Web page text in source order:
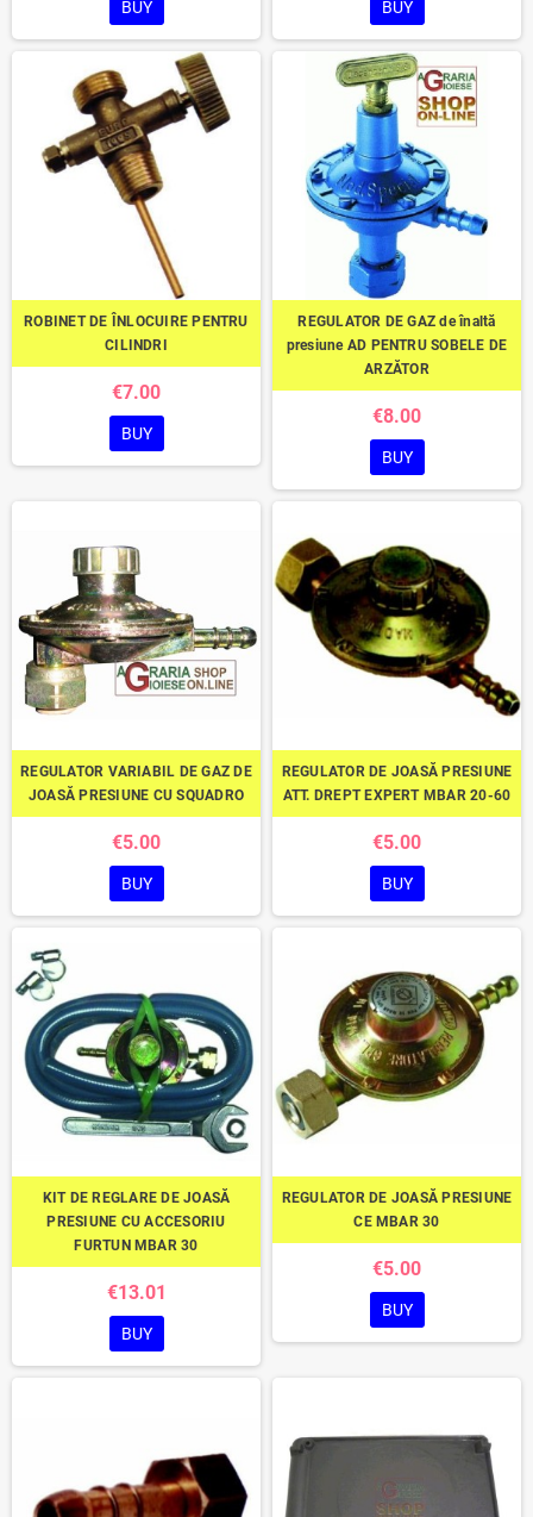
BUY BUY
ROBINET DE ÎNLOCUIRE PENTRU
CILINDRI
€7.00
BUY
REGULATOR DE GAZ de înaltă
presiune AD PENTRU SOBELE DE
ARZĂTOR
€8.00
BUY
REGULATOR VARIABIL DE GAZ DE
JOASĂ PRESIUNE CU SQUADRO
€5.00
BUY
REGULATOR DE JOASĂ PRESIUNE
ATT. DREPT EXPERT MBAR 20-60
€5.00
BUY
KIT DE REGLARE DE JOASĂ
PRESIUNE CU ACCESORIU
FURTUN MBAR 30
€13.01
BUY
REGULATOR DE JOASĂ PRESIUNE
CE MBAR 30
€5.00
BUY